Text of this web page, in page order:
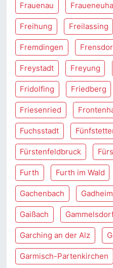
Frauenau
Freihung Freilassing
Fremdingen
Freystadt Freyung
Fridolfing Friedberg
Friesenried
Fuchsstadt
Fürstenfeldbruck
Furth Furth im Wald
Gachenbach Gadheim
Gaißach
Garching an der Alz
Garmisch-Partenkirchen